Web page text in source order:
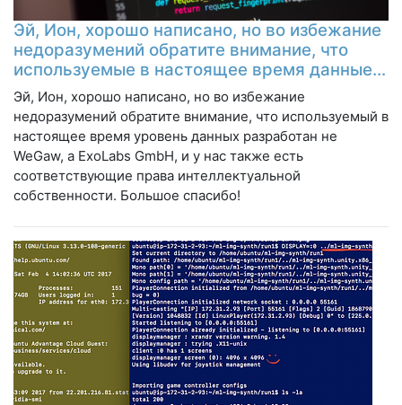
Эй, Ион, хорошо написано, но во избежание
недоразумений обратите внимание, что
используемые в настоящее время данные…
Эй, Ион, хорошо написано, но во избежание
недоразумений обратите внимание, что используемый в
настоящее время уровень данных разработан не
WeGaw, а ExoLabs GmbH, и у нас также есть
соответствующие права интеллектуальной
собственности. Большое спасибо!